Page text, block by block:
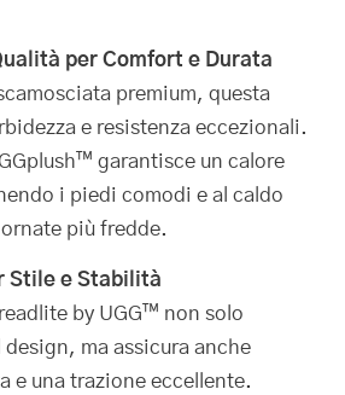
per Comfort e Durata
premium, questa
e resistenza eccezionali.
garantisce un calore
i piedi comodi e al caldo
più fredde.
Stile e Stabilità
by UGG™ non solo
ma assicura anche
e una trazione eccellente.